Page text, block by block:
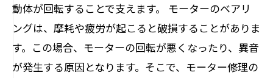
動体が回転することで支えます。 モーターのベアリ
ングは、摩耗や疲労が起こると破損することがありま
す。この場合、モーターの回転が悪くなったり、異音
が発生する原因となります。そこで、モーター修理の